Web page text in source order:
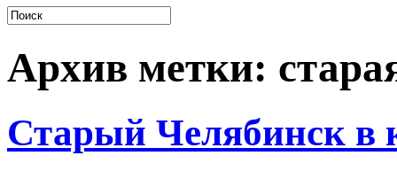
Архив метки:
Старый Челябинск в